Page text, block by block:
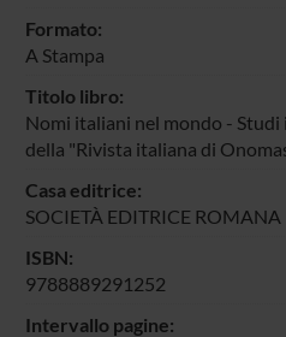
Formato:
A Stampa
Titolo libro:
Nomi italiani nel mondo -
della "Rivista italiana di
Casa editrice:
SOCIETÀ EDITRICE ROMANA
ISBN:
9788889291252
Intervallo pagine: